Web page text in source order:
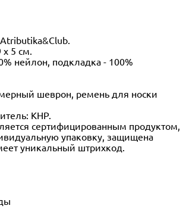
x 5 см.
нейлон, подкладка - 100%
шеврон, ремень для носки
КНР.
сертифицированным продуктом,
упаковку, защищена
уникальный штрихкод.